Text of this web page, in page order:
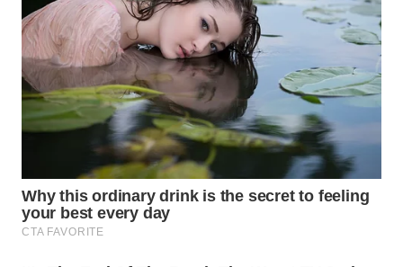
SERIBU
WN
TANGERANG
WN
WN
CIREBON